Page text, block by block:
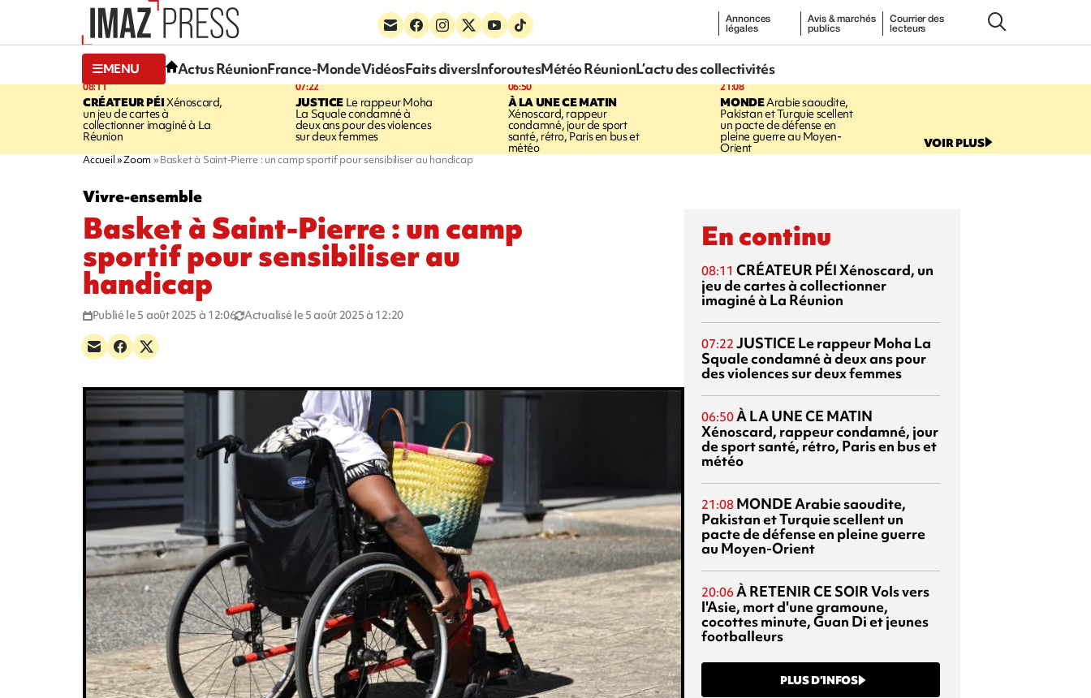
Annonces
légales
Avis & marchés
publics
Courrier des
lecteurs
MENU Actus RéunionFrance-MondeVidéosFaits diversInforoutesMétéo RéunionL’actu des collectivités
08:11
CRÉATEUR PÉIXénoscard,
un jeu de cartes à
collectionner imaginé à La
Réunion
07:22
JUSTICE Le rappeur Moha
La Squale condamné à
deux ans pour des violences
sur deux femmes
06:50
À LA UNE CE MATIN
Xénoscard, rappeur
condamné, jour de sport
santé, rétro, Paris en bus et
météo
21:08
MONDEArabie saoudite,
Pakistan et Turquie scellent
un pacte de défense en
pleine guerre au Moyen-
Orient VOIR PLUS
Accueil Zoom Basket à Saint-Pierre : un camp sportif pour sensibiliser au handicap
Vivre-ensemble
Basket à Saint-Pierre : un camp
sportif pour sensibiliser au
handicap
Publié le 5 août 2025 à 12:06 Actualisé le 5 août 2025 à 12:20
En continu
08:11 CRÉATEUR PÉIXénoscard, un
jeu de cartes à collectionner
imaginé à La Réunion
07:22 JUSTICE Le rappeur Moha La
Squale condamné à deux ans pour
des violences sur deux femmes
06:50À LA UNE CE MATIN
Xénoscard, rappeur condamné, jour
de sport santé, rétro, Paris en bus et
météo
21:08 MONDEArabie saoudite,
Pakistan et Turquie scellent un
pacte de défense en pleine guerre
au Moyen-Orient
20:06À RETENIR CE SOIRVols vers
l'Asie, mort d'une gramoune,
cocottes minute, Guan Di et jeunes
footballeurs
PLUS D’INFOS